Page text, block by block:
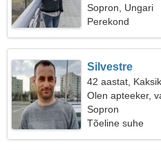
Sopron, Ungari
Perekond
Silvestre
42 aastat,
Olen apteeker,
Sopron
Tõeline suhe